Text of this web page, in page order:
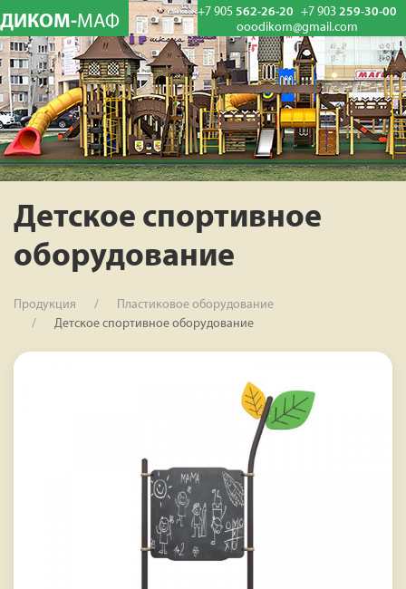
ДИКОМ-МАФ +7 905 562-26-20 +7 903 259-30-00
ooodikom@gmail.com
Детское спортивное
оборудование
Продукция
Пластиковое оборудование
Детское спортивное оборудование